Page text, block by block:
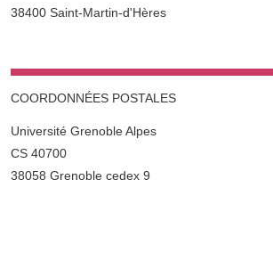
38400 Saint-Martin-d'Hères
COORDONNÉES POSTALES
Université Grenoble Alpes
CS 40700
38058 Grenoble cedex 9